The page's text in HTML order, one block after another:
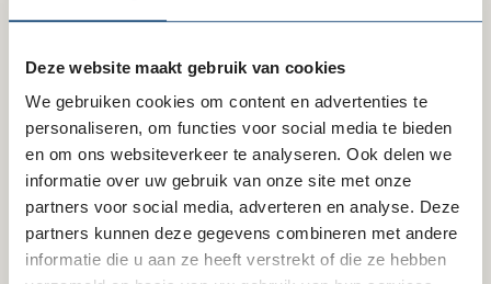
Deze website maakt gebruik van cookies
We gebruiken cookies om content en advertenties te
personaliseren, om functies voor social media te bieden
en om ons websiteverkeer te analyseren. Ook delen we
informatie over uw gebruik van onze site met onze
partners voor social media, adverteren en analyse. Deze
partners kunnen deze gegevens combineren met andere
informatie die u aan ze heeft verstrekt of die ze hebben
woont bij voorkeur in Amersfoort of in de directe
Ons aanbod
Wat bieden wij?
Als gebouwbeheerder draag je bij aan het werk van
het Rode Kruis. Dat geeft een goed gevoel!